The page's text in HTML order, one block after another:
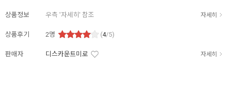
상품정보 우측 '자세히' 참조 자세히
상품후기 2명 (4/5)
판매자 디스카운트미로 자세히